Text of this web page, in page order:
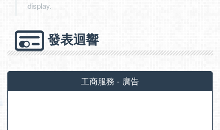
display.
發表迴響
工商服務 - 廣告